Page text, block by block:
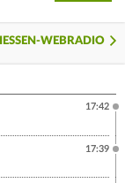
WEBRADIO
17:42
17:39